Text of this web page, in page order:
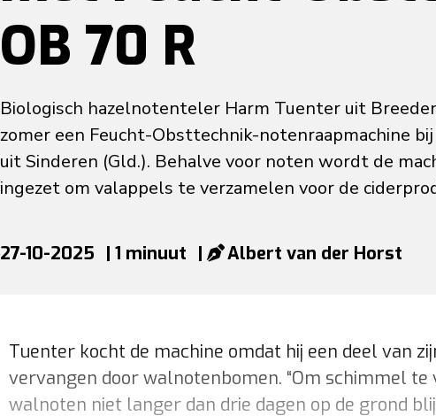
OB 70 R
Biologisch hazelnotenteler Harm Tuenter uit
zomer een Feucht-Obsttechnik-notenraapmachine
uit Sinderen (Gld.). Behalve voor noten wordt de
ingezet om valappels te verzamelen voor de
27-10-2025 | 1 minuut | Albert van der Horst
Tuenter kocht de machine omdat hij een deel van
vervangen door walnotenbomen. “Om schimmel te
walnoten niet langer dan drie dagen op de grond